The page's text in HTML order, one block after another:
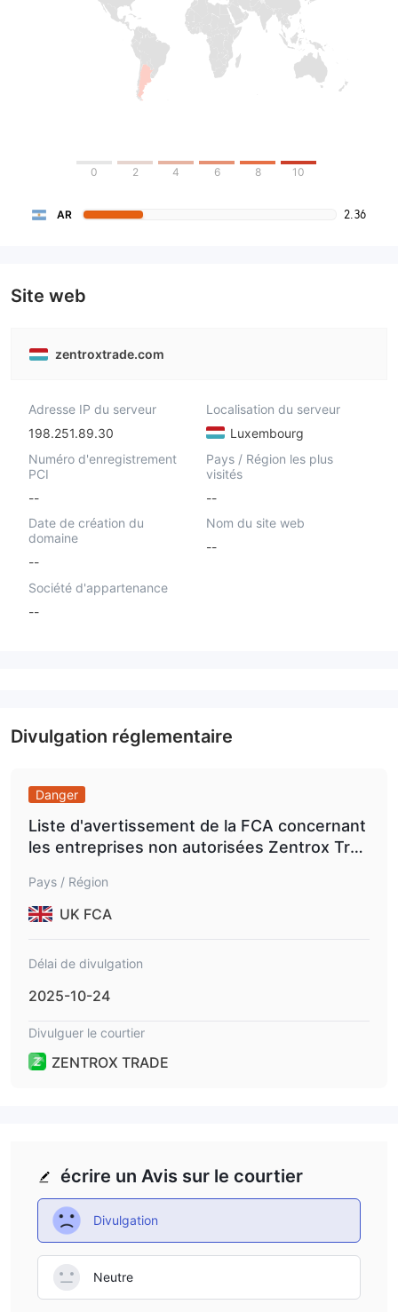
0 2 4 6 8 10
AR 2.36
Site web
zentroxtrade.com
Adresse IP du serveur
198.251.89.30
Localisation du serveur
Luxembourg
Numéro d'enregistrement
PCI
--
Pays / Région les plus
visités
--
Date de création du
domaine
--
Nom du site web
--
Société d'appartenance
--
Divulgation réglementaire
Danger
Liste d'avertissement de la FCA concernant
les entreprises non autorisées Zentrox Trad
Pays / Région
UK FCA
Délai de divulgation
2025-10-24
Divulguer le courtier
ZENTROX TRADE
écrire un Avis sur le courtier
Divulgation
Neutre